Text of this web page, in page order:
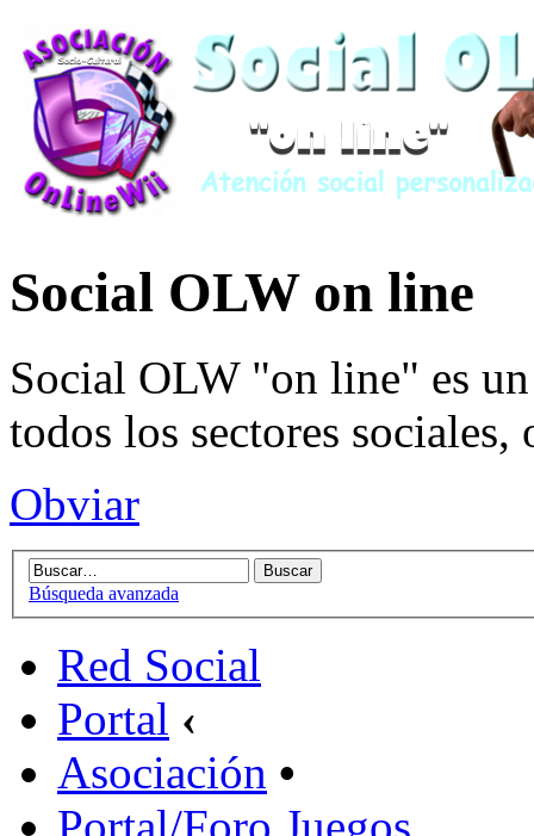
Social OLW on line
Social OLW "on line" es
todos los sectores sociales,
Obviar
Búsqueda avanzada
Red Social
Portal ‹
Asociación •